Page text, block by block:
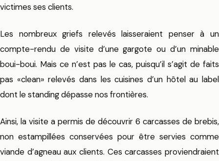
victimes ses clients.
Les nombreux griefs relevés laisseraient penser à un
compte-rendu de visite d’une gargote ou d’un minable
boui-boui. Mais ce n’est pas le cas, puisqu’il s’agit de faits
pas «clean» relevés dans les cuisines d’un hôtel au label
dont le standing dépasse nos frontières.
Ainsi, la visite a permis de découvrir 6 carcasses de brebis,
non estampillées conservées pour être servies comme
viande d’agneau aux clients. Ces carcasses proviendraient